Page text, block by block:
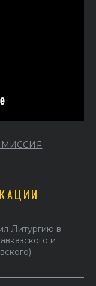
Литургию в
и